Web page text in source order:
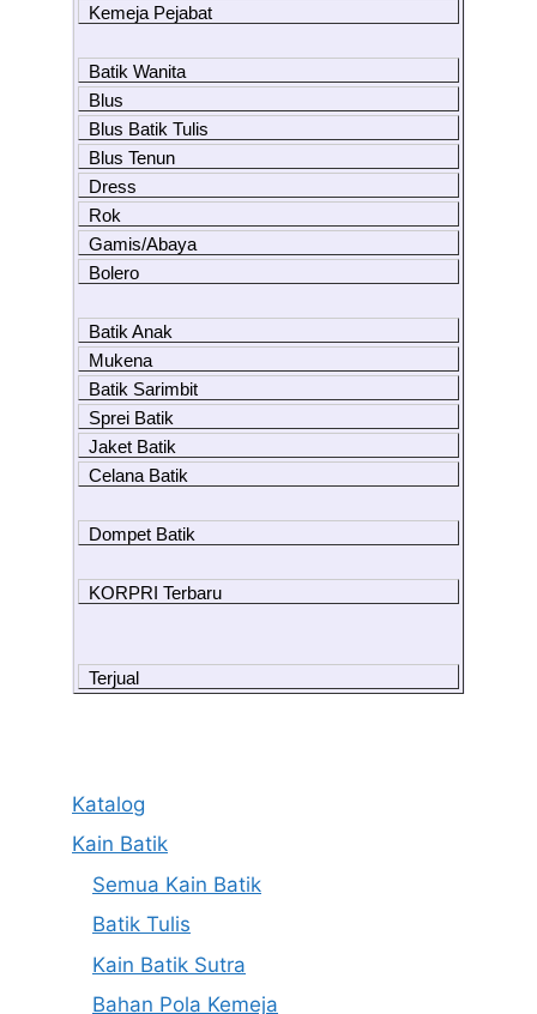
Kemeja Pejabat
Batik Wanita
Blus
Blus Batik Tulis
Blus Tenun
Dress
Rok
Gamis/Abaya
Bolero
Batik Anak
Mukena
Batik Sarimbit
Sprei Batik
Jaket Batik
Celana Batik
Dompet Batik
KORPRI Terbaru
Terjual
Katalog
Kain Batik
Semua Kain Batik
Batik Tulis
Kain Batik Sutra
Bahan Pola Kemeja